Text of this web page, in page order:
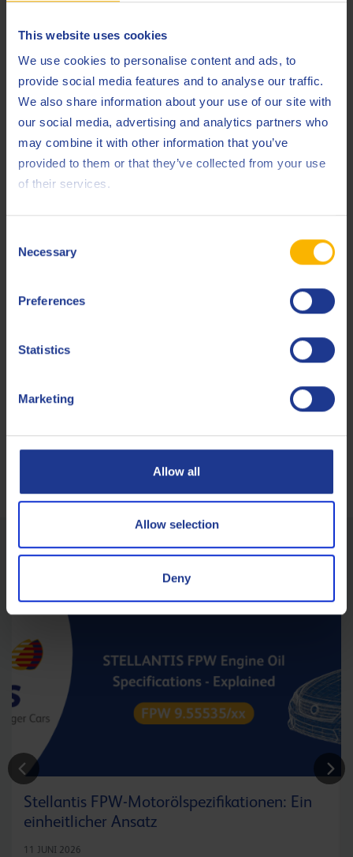
This website uses cookies
We use cookies to personalise content and ads, to
provide social media features and to analyse our traffic.
We also share information about your use of our site with
our social media, advertising and analytics partners who
may combine it with other information that you’ve
provided to them or that they’ve collected from your use
of their services.
Selection
Necessary
Preferences
Statistics
Marketing
Allow all
Allow selection
Deny
um NOx Emissionen zu verringern und gleichzeitig den
dem Baujahr 2002 verwendet werden.
Keine Produkte gefunden.
Von unserem Experten Kirsten
Zusammenhängende Posts
Stellantis FPW-Motorölspezifikationen: Ein
einheitlicher Ansatz
11 JUNI 2026